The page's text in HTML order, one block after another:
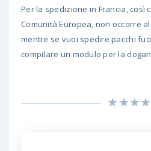
Per la spedizione in Francia, così
Comunità Europea, non occorre
mentre se vuoi spedire pacchi
compilare un modulo per la